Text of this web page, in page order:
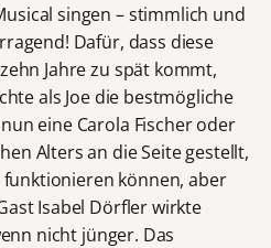
singen – stimmlich und
Dafür, dass diese
Jahre zu spät kommt,
als Joe die bestmögliche
eine Carola Fischer oder
Alters an die Seite gestellt,
können, aber
Isabel Dörfler wirkte
nicht jünger. Das